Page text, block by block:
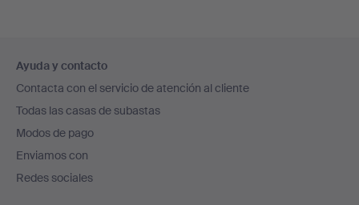
en
el
pie
de
página
Ayuda y contacto
Contacta con el servicio de atención al cliente
Todas las casas de subastas
Modos de pago
Enviamos con
Redes sociales